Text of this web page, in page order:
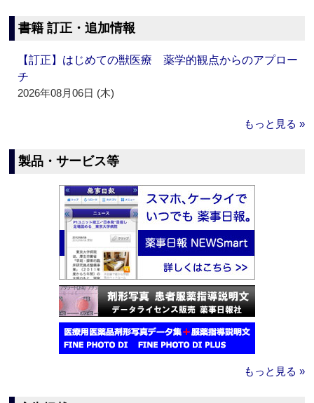
書籍 訂正・追加情報
【訂正】はじめての獣医療 薬学的観点からのアプロー
チ
2026年08月06日 (木)
もっと見る »
製品・サービス等
もっと見る »